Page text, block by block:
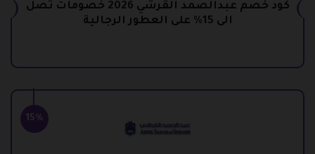
كود خصم عبدالصمد القرشي 2026 خصومات تصل
الى 15% على العطور الرجالية
15%